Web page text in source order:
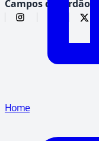
Campos do Jordão,
Home